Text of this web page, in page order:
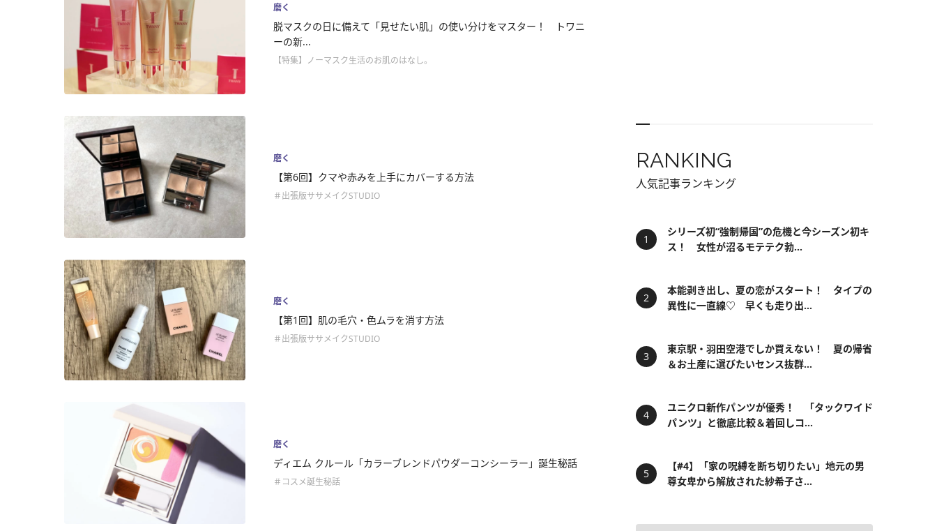
磨く
脱マスクの日に備えて「見せたい肌」の使い分けをマスター！ トワニ
ーの新...
【特集】ノーマスク生活のお肌のはなし。
磨く
【第6回】クマや赤みを上手にカバーする方法
＃出張版ササメイクSTUDIO
磨く
【第1回】肌の毛穴・色ムラを消す方法
＃出張版ササメイクSTUDIO
磨く
ディエム クルール「カラーブレンドパウダーコンシーラー」誕生秘話
＃コスメ誕生秘話
RANKING
人気記事ランキング
シリーズ初“強制帰国”の危機と今シーズン初キ
ス！ 女性が沼るモテテク勃...
本能剥き出し、夏の恋がスタート！ タイプの
異性に一直線♡ 早くも走り出...
東京駅・羽田空港でしか買えない！ 夏の帰省
＆お土産に選びたいセンス抜群...
ユニクロ新作パンツが優秀！ 「タックワイド
パンツ」と徹底比較＆着回しコ...
【#4】「家の呪縛を断ち切りたい」地元の男
尊女卑から解放された紗希子さ...